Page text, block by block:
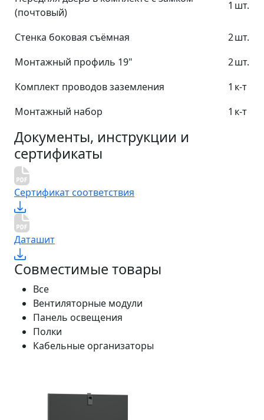
(почтовый)
1 шт.
Стенка боковая съёмная 2шт.
Монтажный профиль 19"
2шт.
Комплект проводов заземления
1 к-т
Монтажный набор
1 к-т
Документы, инструкции и
сертификаты
Сертификат соответствия
Даташит
Совместимые товары
Все
Вентиляторные модули
Панель освещения
Полки
Кабельные организаторы